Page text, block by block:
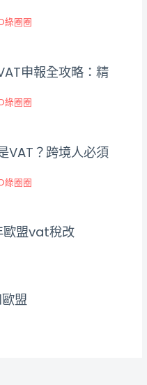
圈圈
申報全攻略：精
綠圈圈
VAT？跨境人必須
綠圈圈
歐盟vat稅改
盟